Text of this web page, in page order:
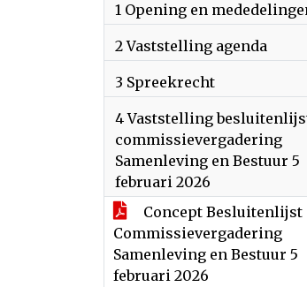
1 Opening en
2 Vaststelling agenda
3 Spreekrecht
4 Vaststelling
commissievergadering
Samenleving en Bestuur 5
februari 2026
Concept Besluitenlijst
Commissievergadering
Samenleving en Bestuur 5
februari 2026